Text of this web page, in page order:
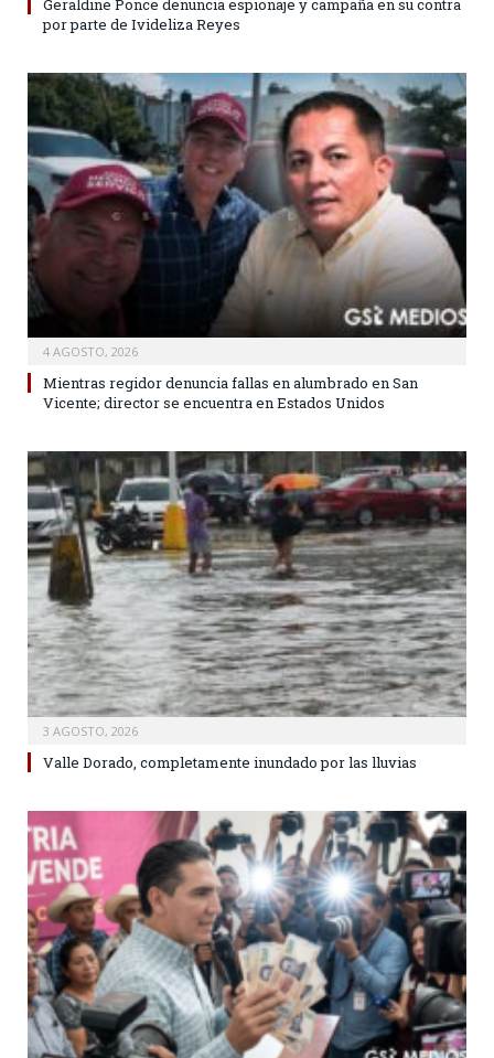
Geraldine Ponce denuncia espionaje y campaña en su contra
por parte de Ivideliza Reyes
4 AGOSTO, 2026
Mientras regidor denuncia fallas en alumbrado en San
Vicente; director se encuentra en Estados Unidos
3 AGOSTO, 2026
Valle Dorado, completamente inundado por las lluvias